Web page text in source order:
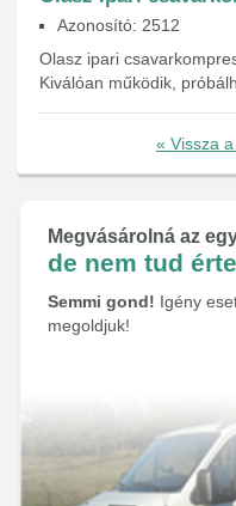
Azonosító: 2512
Olasz ipari
Kiválóan működik,
« Vissza
Megvásárolná az
de nem tud
Semmi gond! Igény
megoldjuk!